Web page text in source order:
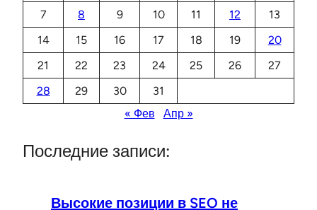
7
8 9 10 11 12
13
14
15 16 17 18 19
20
21
22 23 24 25 26
27
28
29 30
31
« Фев
Апр »
Последние записи:
Высокие позиции в SEO не